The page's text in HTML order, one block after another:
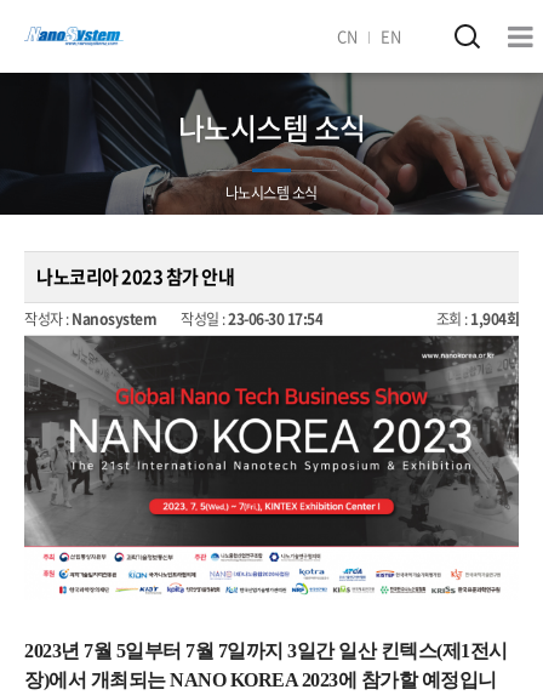
CN EN
나노시스템 소식
나노시스템 소식
나노코리아 2023 참가 안내
작성자 :Nanosystem 작성일 :23-06-30 17:54 조회 :1,904회
2023년 7월 5일부터 7월 7일까지 3일간 일산 킨텍스(제1전시
장)에서 개최되는 NANO KOREA 2023에 참가할 예정입니